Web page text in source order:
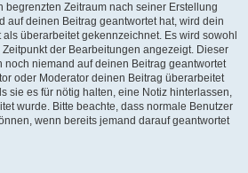
begrenzten Zeitraum nach seiner Erstellung
auf deinen Beitrag geantwortet hat, wird dein
überarbeitet gekennzeichnet. Es wird sowohl
der Bearbeitungen angezeigt. Dieser
noch niemand auf deinen Beitrag geantwortet
oder Moderator deinen Beitrag überarbeitet
sie es für nötig halten, eine Notiz hinterlassen,
wurde. Bitte beachte, dass normale Benutzer
wenn bereits jemand darauf geantwortet